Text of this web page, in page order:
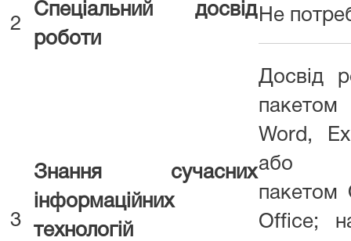
2
Спеціальний досвід
роботи
Не
3
Знання сучасних
інформаційних
технологій
Досвід
Word,
або
пакетом
Office;